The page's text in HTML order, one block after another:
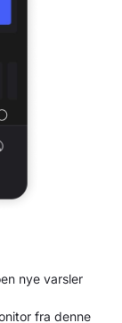
nye varsler
fra denne